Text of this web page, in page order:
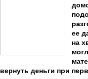
ее
на
вернуть деньги при